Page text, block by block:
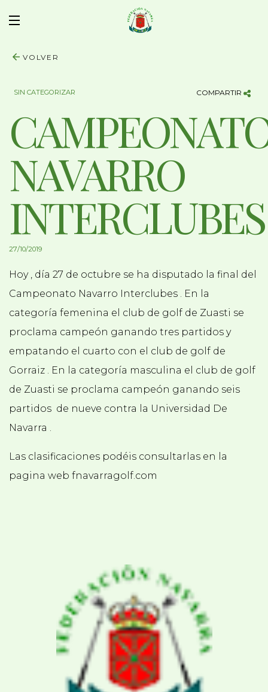
VOLVER
SIN CATEGORIZAR COMPARTIR
NAVARRO
INTERCLUBES
27/10/2019
Hoy , día 27 de octubre se ha disputado la final del
Campeonato Navarro Interclubes . En la
categoría femenina el club de golf de Zuasti se
proclama campeón ganando tres partidos y
empatando el cuarto con el club de golf de
Gorraiz . En la categoría masculina el club de golf
de Zuasti se proclama campeón ganando seis
partidos de nueve contra la Universidad De
Navarra .
Las clasificaciones podéis consultarlas en la
pagina web fnavarragolf.com